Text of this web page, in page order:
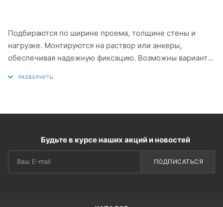
Подбираются по ширине проема, толщине стены и
нагрузке. Монтируются на раствор или анкеры,
обеспечивая надежную фиксацию. Возможны варианты
Будьте в курсе наших акций и новостей
ПОДПИСАТЬСЯ